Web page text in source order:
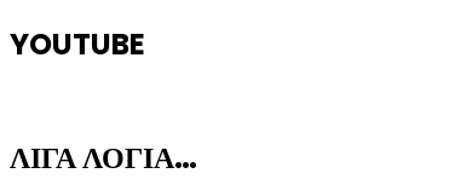
YOUTUBE
ΛΙΓΑ ΛΟΓΙΑ…